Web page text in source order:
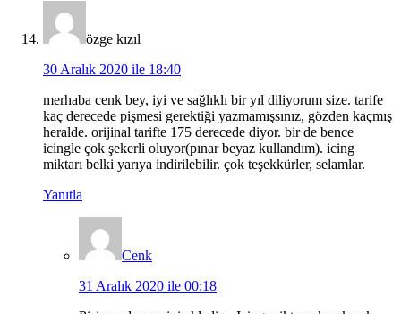
özge kızıl
30 Aralık 2020 ile 18:40
merhaba cenk bey, iyi ve sağlıklı bir yıl diliyorum size. tarife
kaç derecede pişmesi gerektiği yazmamışsınız, gözden kaçmış
heralde. orijinal tarifte 175 derecede diyor. bir de bence
icingle çok şekerli oluyor(pınar beyaz kullandım). icing
miktarı belki yarıya indirilebilir. çok teşekkürler, selamlar.
Yanıtla
Cenk
31 Aralık 2020 ile 00:18